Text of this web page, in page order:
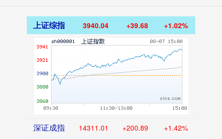
上证综指 3940.04 +39.68 +1.02%
深证成指 14311.01 +200.89 +1.42%